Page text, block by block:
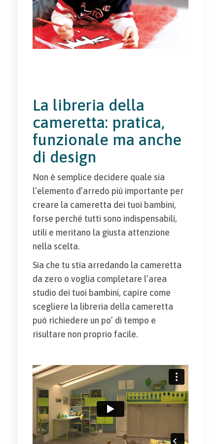
La libreria della
cameretta: pratica,
funzionale ma anche
di design
Non è semplice decidere quale sia
l’elemento d’arredo più importante per
creare la cameretta dei tuoi bambini,
forse perché tutti sono indispensabili,
utili e meritano la giusta attenzione
nella scelta.
Sia che tu stia arredando la cameretta
da zero o voglia completare l’area
studio dei tuoi bambini, capire come
scegliere la libreria della cameretta
può richiedere un po’ di tempo e
risultare non proprio facile.